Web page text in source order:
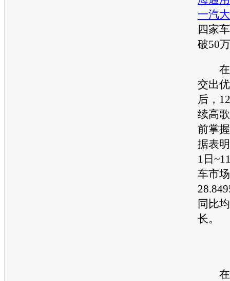
一汽
四家
破50
在
交出
后，
续高
前掌
据表
1日
车市
同比
长。
在